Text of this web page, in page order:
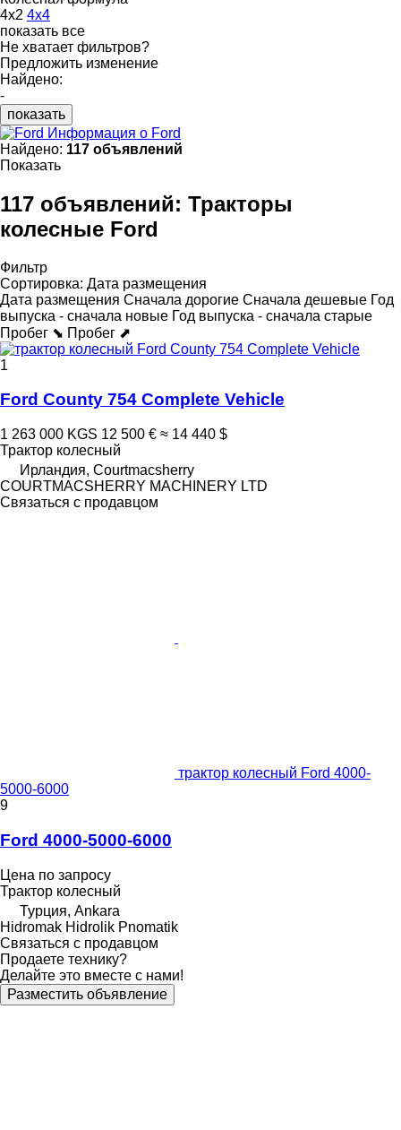
4x2 4x4
показать все
Не хватает фильтров?
Предложить изменение
Найдено:
-
показать
Информация о Ford
Найдено: 117 объявлений
Показать
117 объявлений: Тракторы
колесные Ford
Фильтр
Сортировка: Дата размещения
Дата размещения Сначала дорогие Сначала дешевые Год
выпуска - сначала новые Год выпуска - сначала старые
Пробег ⬊ Пробег ⬈
1
Ford County 754 Complete Vehicle
1 263 000 KGS 12 500 € ≈ 14 440 $
Трактор колесный
Ирландия, Courtmacsherry
COURTMACSHERRY MACHINERY LTD
Связаться с продавцом
трактор колесный Ford 4000-
5000-6000
9
Ford 4000-5000-6000
Цена по запросу
Трактор колесный
Турция, Ankara
Hidromak Hidrolik Pnomatik
Связаться с продавцом
Продаете технику?
Делайте это вместе с нами!
Разместить объявление